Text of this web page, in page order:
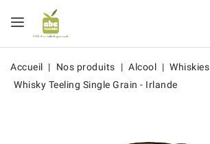
Accueil Nos produits Alcool Whiskies
Whisky Teeling Single Grain - Irlande